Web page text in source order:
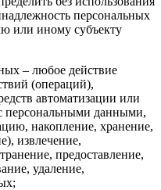
персональных
или иному субъекту
– любое действие
(операций),
автоматизации или
персональными данными,
накопление, хранение,
извлечение,
предоставление,
удаление,